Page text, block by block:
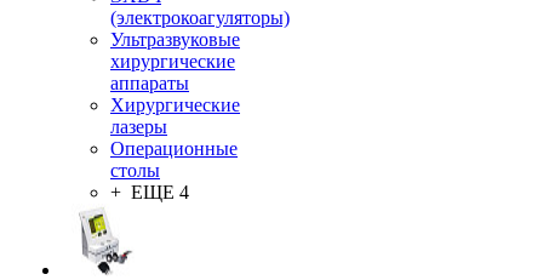
(электрокоагуляторы)
Ультразвуковые
хирургические
аппараты
Хирургические
лазеры
Операционные
столы
+ ЕЩЕ 4